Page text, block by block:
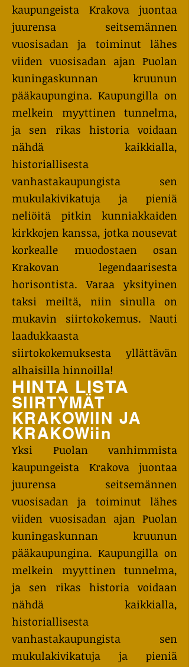
kaupungeista Krakova juontaa
juurensa seitsemännen
vuosisadan ja toiminut lähes
viiden vuosisadan ajan Puolan
kuningaskunnan kruunun
pääkaupungina. Kaupungilla on
melkein myyttinen tunnelma,
ja sen rikas historia voidaan
nähdä kaikkialla,
historiallisesta
vanhastakaupungista sen
mukulakivikatuja ja pieniä
neliöitä pitkin kunniakkaiden
kirkkojen kanssa, jotka nousevat
korkealle muodostaen osan
Krakovan legendaarisesta
horisontista. Varaa yksityinen
taksi meiltä, niin sinulla on
mukavin siirtokokemus. Nauti
laadukkaasta
siirtokokemuksesta yllättävän
alhaisilla hinnoilla!
HINTA LISTA
SIIRTYMÄT
KRAKOWIIN JA
KRAKOWiin
Yksi Puolan vanhimmista
kaupungeista Krakova juontaa
juurensa seitsemännen
vuosisadan ja toiminut lähes
viiden vuosisadan ajan Puolan
kuningaskunnan kruunun
pääkaupungina. Kaupungilla on
melkein myyttinen tunnelma,
ja sen rikas historia voidaan
nähdä kaikkialla,
historiallisesta
vanhastakaupungista sen
mukulakivikatuja ja pieniä